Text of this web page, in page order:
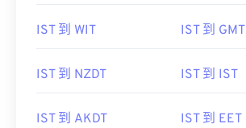
IST 到 WIT IST 到 GMT
IST 到 NZDT IST 到 IST
IST 到 AKDT IST 到 EET